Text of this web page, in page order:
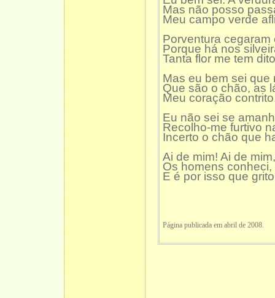
Mas não posso
Meu campo verde
Porventura cegaram
Porque há nos
Tanta flor me tem
Mas eu bem sei que
Que são o chão, as
Meu coração
Eu não sei se
Recolho-me furtivo
Incerto o chão que
Ai de mim! Ai de
Os homens
E é por isso que
Página publicada em abril de 2008.